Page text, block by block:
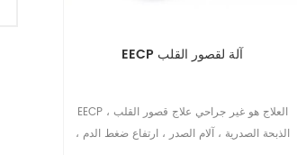
EECP آلة لقصور القلب
EECP العلاج هو غير جراحي علاج قصور القلب ،
الذبحة الصدرية ، آلام الصدر ، ارتفاع ضغط الدم ،